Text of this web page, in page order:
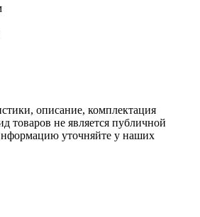
описание, комплектация
товаров не является публичной
уточняйте у наших